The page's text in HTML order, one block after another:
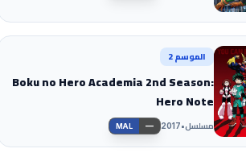
الموسم 2
Boku no Hero Academia 2nd Season:
Hero Note
مسلسل•
2017
MAL —